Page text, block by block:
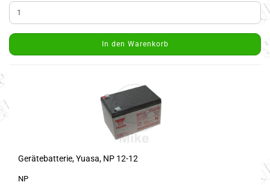
In den Warenkorb
Gerätebatterie, Yuasa, NP 12-12
NP